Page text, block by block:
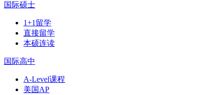
国际硕士
1+1留学
直接留学
本硕连读
国际高中
A-Level课程
美国AP